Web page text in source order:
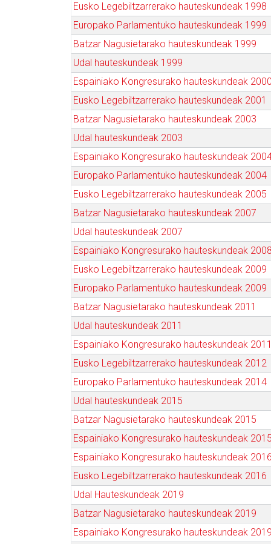
Eusko Legebiltzarrerako hauteskundeak 1998
Europako Parlamentuko hauteskundeak 1999
Batzar Nagusietarako hauteskundeak 1999
Udal hauteskundeak 1999
Espainiako Kongresurako hauteskundeak 2000
Eusko Legebiltzarrerako hauteskundeak 2001
Batzar Nagusietarako hauteskundeak 2003
Udal hauteskundeak 2003
Espainiako Kongresurako hauteskundeak
Europako Parlamentuko hauteskundeak 2004
Eusko Legebiltzarrerako hauteskundeak 2005
Batzar Nagusietarako hauteskundeak 2007
Udal hauteskundeak 2007
Espainiako Kongresurako hauteskundeak 2008
Eusko Legebiltzarrerako hauteskundeak 2009
Europako Parlamentuko hauteskundeak 2009
Batzar Nagusietarako hauteskundeak 2011
Udal hauteskundeak 2011
Espainiako Kongresurako hauteskundeak 2011
Eusko Legebiltzarrerako hauteskundeak 2012
Europako Parlamentuko hauteskundeak 2014
Udal hauteskundeak 2015
Batzar Nagusietarako hauteskundeak 2015
Espainiako Kongresurako hauteskundeak 2015
Espainiako Kongresurako hauteskundeak 2016
Eusko Legebiltzarrerako hauteskundeak 2016
Udal Hauteskundeak 2019
Batzar Nagusietarako hauteskundeak 2019
Espainiako Kongresurako hauteskundeak 2019